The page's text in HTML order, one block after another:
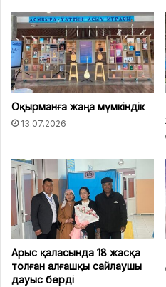
Оқырманға жаңа мүмкіндік
13.07.2026
Арыс қаласында 18 жасқа
толған алғашқы сайлаушы
дауыс берді